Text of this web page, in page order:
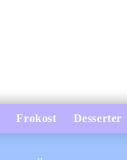
Frokost Desserter